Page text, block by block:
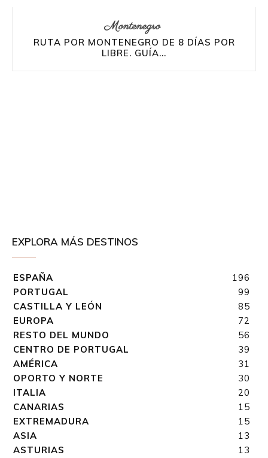
Montenegro
RUTA POR MONTENEGRO DE 8 DÍAS POR
LIBRE. GUÍA...
EXPLORA MÁS DESTINOS
ESPAÑA
196
PORTUGAL
99
CASTILLA Y LEÓN
85
EUROPA
72
RESTO DEL MUNDO
56
CENTRO DE PORTUGAL
39
AMÉRICA
31
OPORTO Y NORTE
30
ITALIA
20
CANARIAS
15
EXTREMADURA
15
ASIA
13
ASTURIAS
13